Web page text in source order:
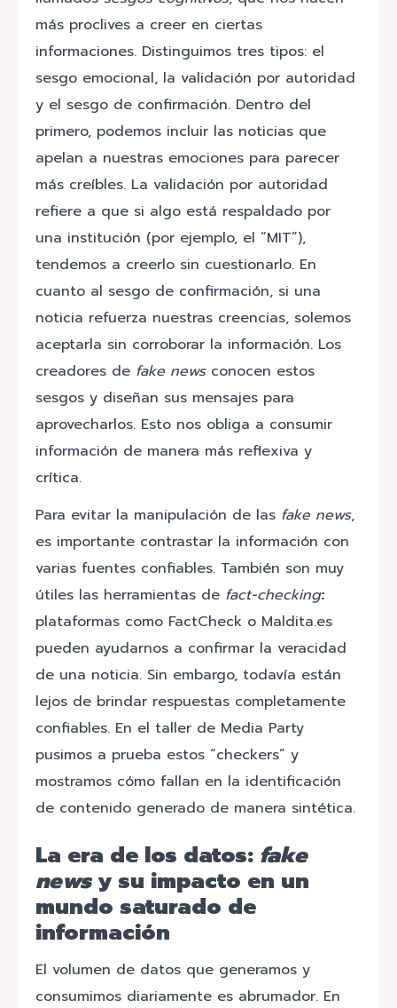
más proclives a creer en ciertas
informaciones. Distinguimos tres tipos: el
sesgo emocional, la validación por autoridad
y el sesgo de confirmación. Dentro del
primero, podemos incluir las noticias que
apelan a nuestras emociones para parecer
más creíbles. La validación por autoridad
refiere a que si algo está respaldado por
una institución (por ejemplo, el “MIT”),
tendemos a creerlo sin cuestionarlo. En
cuanto al sesgo de confirmación, si una
noticia refuerza nuestras creencias, solemos
aceptarla sin corroborar la información. Los
creadores de fake newsconocen estos
sesgos y diseñan sus mensajes para
aprovecharlos. Esto nos obliga a consumir
información de manera más reflexiva y
crítica.
Para evitar la manipulación de las fake news,
es importante contrastar la información con
varias fuentes confiables. También son muy
útiles las herramientas de fact-checking:
plataformas como FactCheck o Maldita.es
pueden ayudarnos a confirmar la veracidad
de una noticia. Sin embargo, todavía están
lejos de brindar respuestas completamente
confiables. En el taller de Media Party
pusimos a prueba estos “checkers” y
mostramos cómo fallan en la identificación
de contenido generado de manera sintética.
La era de los datos: fake
newsy su impacto en un
mundo saturado de
información
El volumen de datos que generamos y
consumimos diariamente es abrumador. En